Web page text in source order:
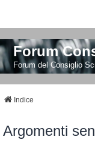
Forum
Forum del Consiglio
Indice
Argomenti